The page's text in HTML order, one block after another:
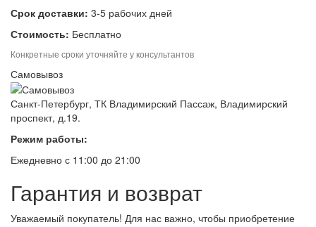
Срок доставки: 3-5 рабочих дней
Стоимость: Бесплатно
Конкретные сроки уточняйте у консультантов
Самовывоз
Санкт-Петербург, ТК Владимирский Пассаж, Владимирский
проспект, д.19.
Режим работы:
Ежедневно с 11:00 до 21:00
Гарантия и возврат
Уважаемый покупатель! Для нас важно, чтобы приобретение